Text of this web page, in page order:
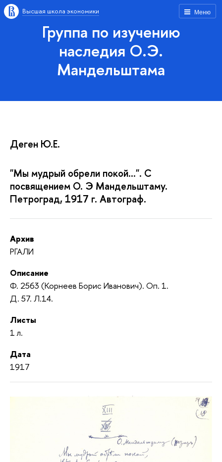
Меню
Высшая школа экономики
Группа по изучению
наследия О.Э.
Мандельштама
Деген Ю.Е.
"Мы мудрый обрели покой...". С
посвящением О. Э Мандельштаму.
Петроград, 1917 г. Автограф.
Архив
РГАЛИ
Описание
Ф. 2563 (Корнеев Борис Иванович). Оп. 1.
Д. 57. Л.14.
Листы
1 л.
Дата
1917